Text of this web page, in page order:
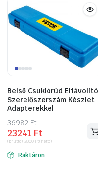
Belső Csuklórúd Eltávolító
Szerelőszerszám Készlet
Adapterekkel
36982Ft
Original
price
was:
36982 Ft.
23241 Ft
Current
price
is:
23241 Ft.
(bruttó)18300 Ft(nettó)
Raktáron